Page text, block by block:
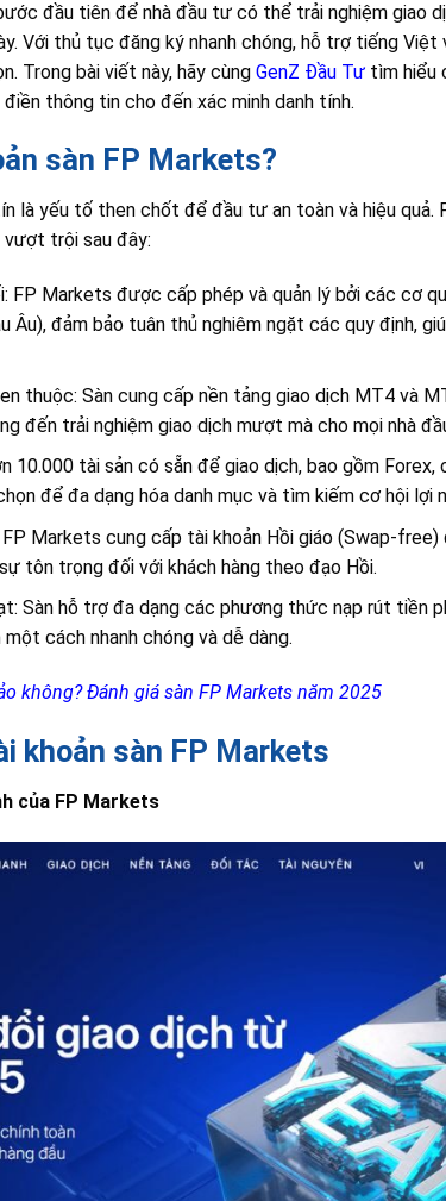
đầu tiên để nhà đầu tư có thể trải nghiệm giao
Với thủ tục đăng ký nhanh chóng, hỗ trợ tiếng
Trong bài viết này, hãy cùng GenZ Đầu Tư tìm hiểu
thông tin cho đến xác minh danh tính.
sàn FP Markets?
là yếu tố then chốt để đầu tư an toàn và hiệu
vượt trội sau đây:
Markets được cấp phép và quản lý bởi các cơ
Âu), đảm bảo tuân thủ nghiêm ngặt các quy định,
thuộc: Sàn cung cấp nền tảng giao dịch MT4 và
đến trải nghiệm giao dịch mượt mà cho mọi nhà
10.000 tài sản có sẵn để giao dịch, bao gồm Forex,
để đa dạng hóa danh mục và tìm kiếm cơ hội lợi
Markets cung cấp tài khoản Hồi giáo (Swap-
tôn trọng đối với khách hàng theo đạo Hồi.
Sàn hỗ trợ đa dạng các phương thức nạp rút tiền
cách nhanh chóng và dễ dàng.
không? Đánh giá sàn FP Markets năm 2025
khoản sàn FP Markets
của FP Markets